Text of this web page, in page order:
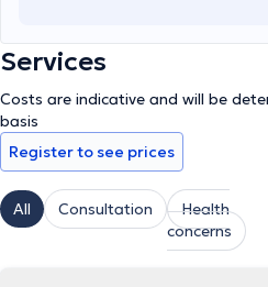
Services
Costs are indicative and will be
basis
Register to see prices
All Consultation
Health
concerns